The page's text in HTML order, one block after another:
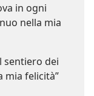
in ogni
nella mia
sentiero dei
mia felicità”